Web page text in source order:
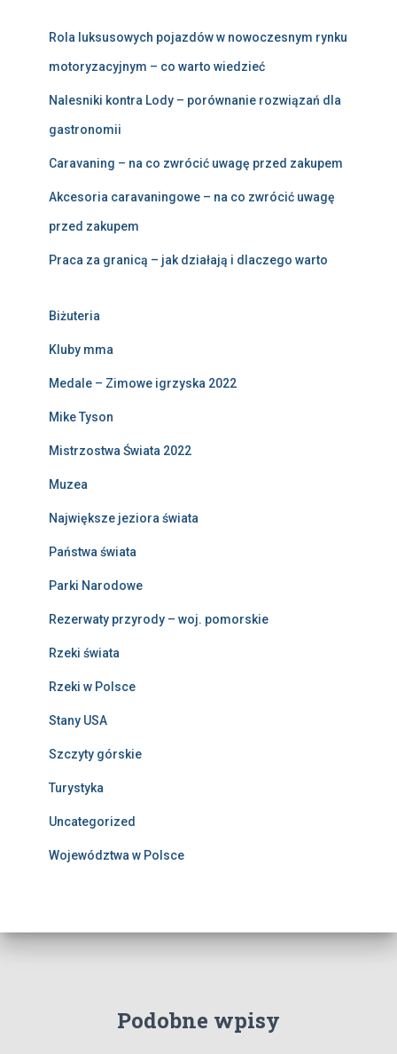
Rola luksusowych pojazdów w nowoczesnym rynku
motoryzacyjnym – co warto wiedzieć
Nalesniki kontra Lody – porównanie rozwiązań dla
gastronomii
Caravaning – na co zwrócić uwagę przed zakupem
Akcesoria caravaningowe – na co zwrócić uwagę
przed zakupem
Praca za granicą – jak działają i dlaczego warto
Biżuteria
Kluby mma
Medale – Zimowe igrzyska 2022
Mike Tyson
Mistrzostwa Świata 2022
Muzea
Największe jeziora świata
Państwa świata
Parki Narodowe
Rezerwaty przyrody – woj. pomorskie
Rzeki świata
Rzeki w Polsce
Stany USA
Szczyty górskie
Turystyka
Uncategorized
Województwa w Polsce
Podobne wpisy